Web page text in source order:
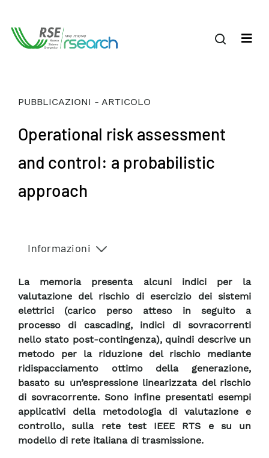
PUBBLICAZIONI - ARTICOLO
Operational risk assessment
and control: a probabilistic
approach
Informazioni
La memoria presenta alcuni indici per la
valutazione del rischio di esercizio dei sistemi
elettrici (carico perso atteso in seguito a
processo di cascading, indici di sovracorrenti
nello stato post-contingenza), quindi descrive un
metodo per la riduzione del rischio mediante
ridispacciamento ottimo della generazione,
basato su un’espressione linearizzata del rischio
di sovracorrente. Sono infine presentati esempi
applicativi della metodologia di valutazione e
controllo, sulla rete test IEEE RTS e su un
modello di rete italiana di trasmissione.